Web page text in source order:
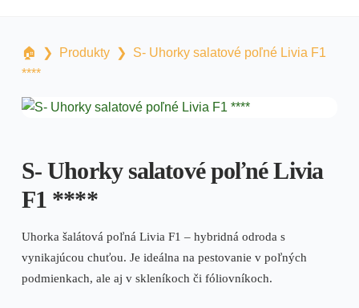
🏠︎ ❯ Produkty ❯
S- Uhorky salatové poľné Livia F1
****
S- Uhorky salatové poľné Livia
F1 ****
Uhorka šalátová poľná Livia F1 – hybridná odroda s
vynikajúcou chuťou. Je ideálna na pestovanie v poľných
podmienkach, ale aj v skleníkoch či fóliovníkoch.